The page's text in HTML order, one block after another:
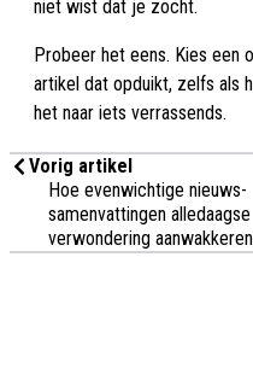
niet wist dat je zocht.
Probeer het eens. Kies een
artikel dat opduikt, zelfs als
het naar iets verrassends.
Vorig artikel
Hoe evenwichtige nieuws-
samenvattingen alledaagse
verwondering aanwakkeren